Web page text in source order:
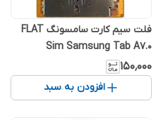
فلت سیم کارت سامسونگ FLAT
Sim Samsung Tab A7.0
2016/T285 _ Tab A7.0 2016/T285
۱۵۰٬۰۰۰
افزودن به سبد